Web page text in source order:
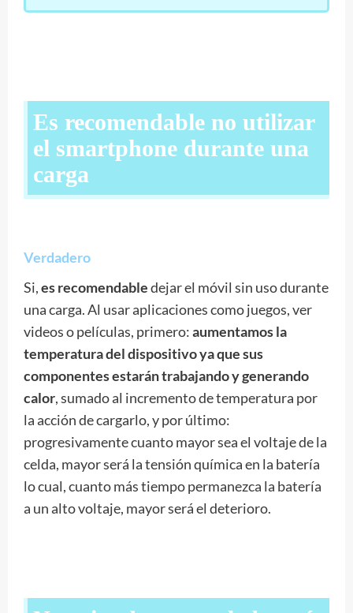
Es recomendable no utilizar
el smartphone durante una
carga
Verdadero
Si,es recomendabledejar el móvil sin uso durante
una carga. Al usar aplicaciones como juegos, ver
videos o películas, primero:aumentamos la
temperatura del dispositivo ya que sus
componentes estarán trabajando y generando
calor, sumado al incremento de temperatura por
la acción de cargarlo, y por último:
progresivamente cuanto mayor sea el voltaje de la
celda, mayor será la tensión química en la batería
lo cual, cuanto más tiempo permanezca la batería
a un alto voltaje, mayor será el deterioro.